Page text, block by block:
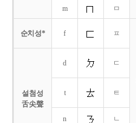
m ㅁ
순치성* f ㅍ
설첨성
舌尖聲
d ㄷ
t ㅌ
n ㄴ